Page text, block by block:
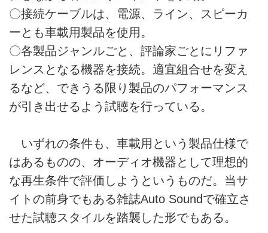
〇接続ケーブルは、電源、ライン、スピーカ
ーとも車載用製品を使用。
〇各製品ジャンルごと、評論家ごとにリファ
レンスとなる機器を接続。適宜組合せを変え
るなど、できうる限り製品のパフォーマンス
が引き出せるよう試聴を行っている。
いずれの条件も、車載用という製品仕様で
はあるものの、オーディオ機器として理想的
な再生条件で評価しようというものだ。当サ
イトの前身でもある雑誌Auto Soundで確立さ
せた試聴スタイルを踏襲した形でもある。